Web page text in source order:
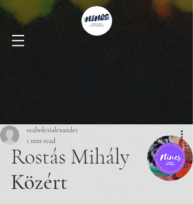
szabolcsialexander
1 min read
Rostás Mihály
Közért